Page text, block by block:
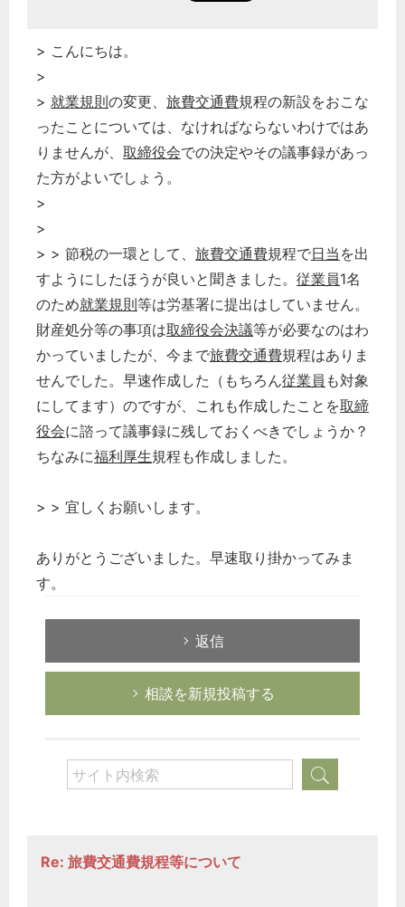
> こんにちは。
>
> 就業規則の変更、 旅費交通費規程の新設をおこな
ったことについては、なければならないわけではあ
りませんが、 取締役会での決定やその議事録があっ
た方がよいでしょう。
>
>
> > 節税の一環として、 旅費交通費規程で日当 を出
すようにしたほうが良いと聞きました。 従業員1名
のため就業規則等は労基署に提出はしていません。
財産処分等の事項は取締役会決議等が必要なのはわ
かっていましたが、今まで旅費交通費規程はありま
せんでした。早速作成した（もちろん従業員 も対象
にしてます）のですが、これも作成したことを取締
役会に諮って議事録に残しておくべきでしょうか？
ちなみに福利厚生規程も作成しました。
> > 宜しくお願いします。
ありがとうございました。早速取り掛かってみま
す。
返信
相談を新規投稿する
Re: 旅費交通費規程等について